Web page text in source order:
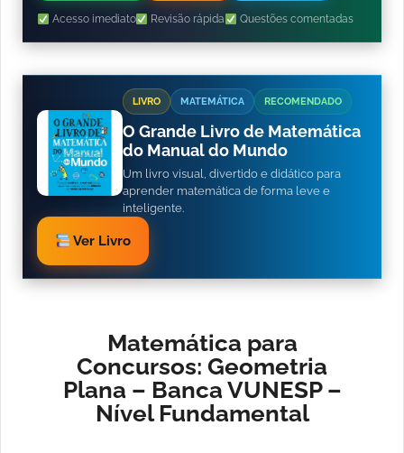
Acesso imediato Revisão rápida Questões comentadas
LIVRO MATEMÁTICA RECOMENDADO
O Grande Livro de Matemática
do Manual do Mundo
Um livro visual, divertido e didático para
aprender matemática de forma leve e
inteligente.
Ver Livro
Matemática para
Concursos: Geometria
Plana – Banca VUNESP –
Nível Fundamental